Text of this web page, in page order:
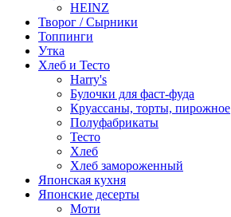
HEINZ
Творог / Сырники
Топпинги
Утка
Хлеб и Тесто
Harry's
Булочки для фаст-фуда
Круассаны, торты, пирожное
Полуфабрикаты
Тесто
Хлеб
Хлеб замороженный
Японская кухня
Японские десерты
Моти